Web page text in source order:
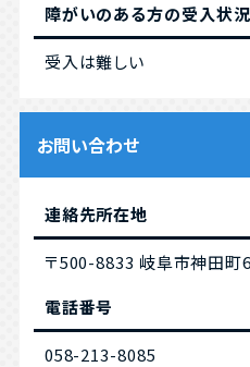
障がいのある方の受入状況
受入は難しい
お問い合わせ
連絡先所在地
〒500-8833 岐阜市神田
電話番号
058-213-8085